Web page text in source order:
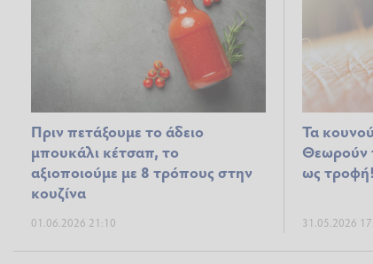
Πριν πετάξουμε το άδειο
μπουκάλι κέτσαπ, το
αξιοποιούμε με 8 τρόπους στην
κουζίνα
01.06.2026 21:10
Τα
Θεωρούν
ως τροφή!
31.05.2026